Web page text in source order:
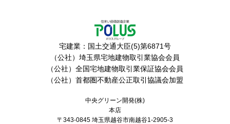
宅建業：国土交通大臣(5)第6871号
（公社）埼玉県宅地建物取引業協会会員
（公社）全国宅地建物取引業保証協会会員
（公社）首都圏不動産公正取引協議会加盟
中央グリーン開発(株)
本店
〒343-0845 埼玉県越谷市南越谷1-2905-3